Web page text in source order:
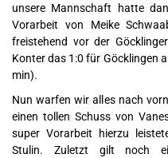
unsere Mannschaft hatte
Vorarbeit von Meike
freistehend vor der
Konter das 1:0 für Göcklingen
min).
Nun warfen wir alles nach
einen tollen Schuss von
super Vorarbeit hierzu
Stulin. Zuletzt gilt noch